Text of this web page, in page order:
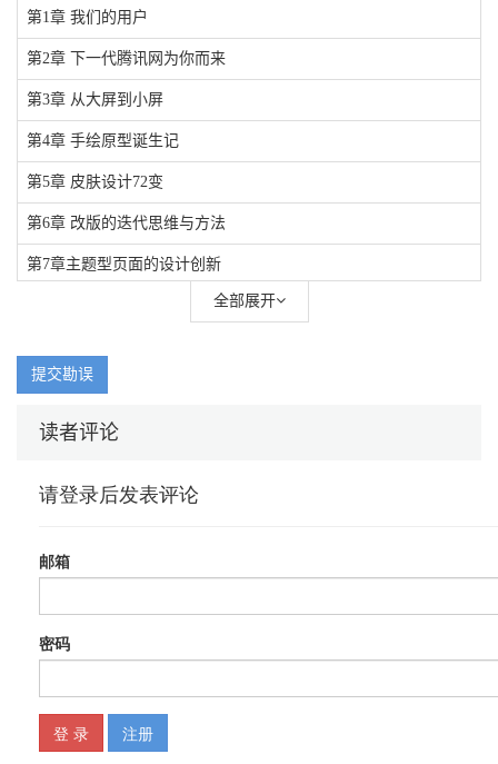
第1章 我们的用户
第2章 下一代腾讯网为你而来
第3章 从大屏到小屏
第4章 手绘原型诞生记
第5章 皮肤设计72变
第6章 改版的迭代思维与方法
第7章主题型页面的设计创新
第11章 回归与想象力
全部展开
提交勘误
读者评论